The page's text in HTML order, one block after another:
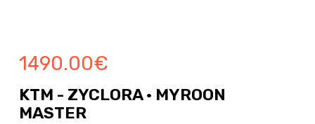
1490.00€
KTM - ZYCLORA · MYROON
MASTER